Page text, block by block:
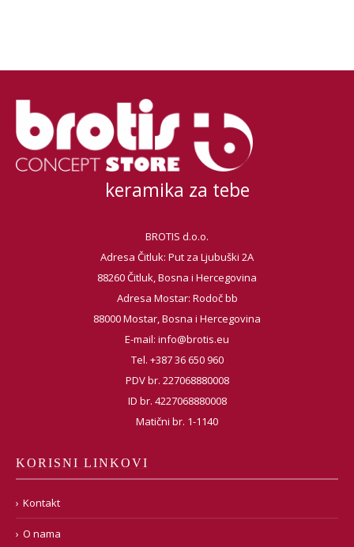
keramika za tebe
BROTIS d.o.o.
Adresa Čitluk: Put za Ljubuški 2A
88260 Čitluk, Bosna i Hercegovina
Adresa Mostar: Rodoč bb
88000 Mostar, Bosna i Hercegovina
E-mail: info@brotis.eu
Tel. +387 36 650 960
PDV br. 227068880008
ID br. 4227068880008
Matični br. 1-1140
KORISNI LINKOVI
Kontakt
O nama